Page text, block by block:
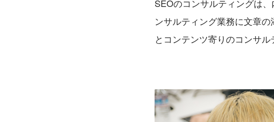
SEOのコンサルティングは
ンサルティング業務に文章
とコンテンツ寄りのコンサル